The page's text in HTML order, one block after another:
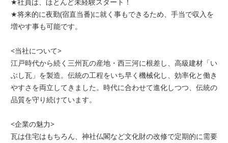
★将来的に夜勤(宿直当番)に就く事もできるため、手当で収入を
増やす事も可能です。
<当社について>
江戸時代から続く三州瓦の産地・西三河に根差し、高級建材「い
ぶし瓦」を製造。伝統の工程をいち早く機械化し、効率化と働き
やすさを両立してきました。時代に合わせて進化しつつ、伝統の
品質を守り続けています。
<企業の魅力>
瓦は住宅はもちろん、神社仏閣など文化財の改修で定期的に需要